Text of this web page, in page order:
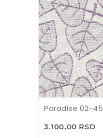
Paradise 02-45
3.100,00 RSD